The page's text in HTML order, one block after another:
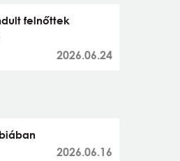
felnőttek
2026.06.24
2026.06.16